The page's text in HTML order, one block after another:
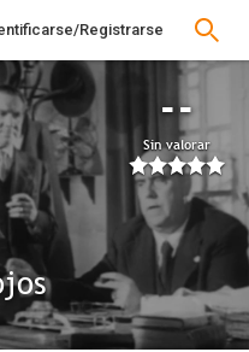
Registrarse
--
Sin valorar